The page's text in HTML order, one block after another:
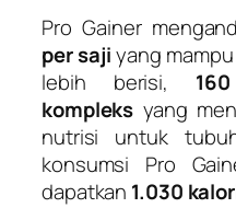
Pro Gainer
per sajiyang
lebih berisi,
kompleks yang
nutrisi untuk
konsumsi Pro
dapatkan 1.030